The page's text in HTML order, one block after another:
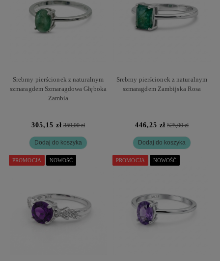
Srebrny pierścionek z naturalnym
szmaragdem Szmaragdowa Głęboka
Zambia
305,15 zł 359,00 zł
Dodaj do koszyka
Srebrny pierścionek z naturalnym
szmaragdem Zambijska Rosa
446,25 zł 525,00 zł
Dodaj do koszyka
PROMOCJA NOWOŚĆ PROMOCJA NOWOŚĆ